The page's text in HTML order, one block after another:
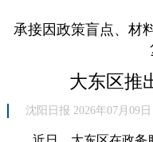
承接因政策盲点、材
大东区推
沈阳日报 2026年07月09日